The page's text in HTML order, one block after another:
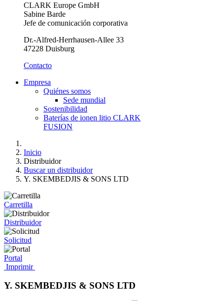
CLARK Europe GmbH
Sabine Barde
Jefe de comunicación corporativa
Dr.-Alfred-Herrhausen-Allee 33
47228 Duisburg
Contacto
Empresa
Quiénes somos
Sede mundial
Sostenibilidad
Baterías de ionen litio CLARK
FUSION
Inicio
Distribuidor
Buscar un distribuidor
Y. SKEMBEDJIS & SONS LTD
Carretilla
Distribuidor
Solicitud
Portal
Imprimir
Y. SKEMBEDJIS & SONS LTD